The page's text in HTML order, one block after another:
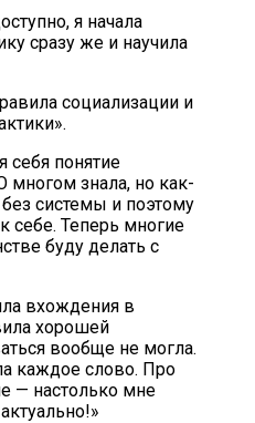
я начала
сразу же и научила
социализации и
себя понятие
многом знала, но как-
системы и поэтому
себе. Теперь многие
буду делать с
вхождения в
хорошей
вообще не могла.
каждое слово. Про
— настолько мне